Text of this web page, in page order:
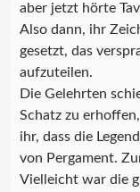
aber jetzt hörte
Also dann, ihr
gesetzt, das
aufzuteilen.
Die Gelehrten
Schatz zu
ihr, dass die
von Pergament.
Vielleicht war die